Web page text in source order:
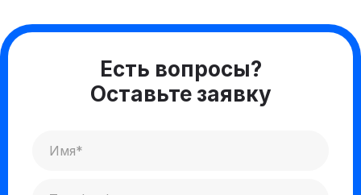
Есть вопросы?
Оставьте заявку